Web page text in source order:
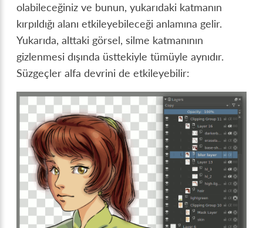
olabileceğiniz ve bunun, yukarıdaki katmanın
kırpıldığı alanı etkileyebileceği anlamına gelir.
Yukarıda, alttaki görsel, silme katmanının
gizlenmesi dışında üsttekiyle tümüyle aynıdır.
Süzgeçler alfa devrini de etkileyebilir: